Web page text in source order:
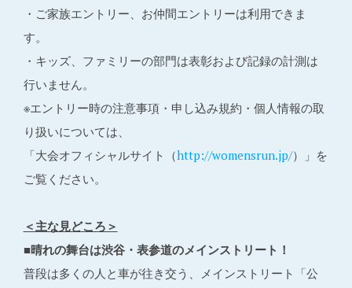
・ご家族エントリー、お仲間エントリーは利用できま
す。
・キッズ、ファミリーの部門は表彰および記録の計測は
行いません。
※エントリー時の注意事項・申し込み規約・個人情報の取
り扱いについては、
「大会オフィシャルサイト（http://womensrun.jp/）」を
ご覧ください。
＜主な見どころ＞
■晴れの舞台は渋谷・表参道のメインストリート！
普段は多くの人と車が往き交う、メインストリート「公